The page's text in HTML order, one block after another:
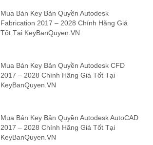
Mua Bán Key Bản Quyền Autodesk
Fabrication 2017 – 2028 Chính Hãng Giá
Tốt Tại KeyBanQuyen.VN
Mua Bán Key Bản Quyền Autodesk CFD
2017 – 2028 Chính Hãng Giá Tốt Tại
KeyBanQuyen.VN
Mua Bán Key Bản Quyền Autodesk AutoCAD
2017 – 2028 Chính Hãng Giá Tốt Tại
KeyBanQuyen.VN